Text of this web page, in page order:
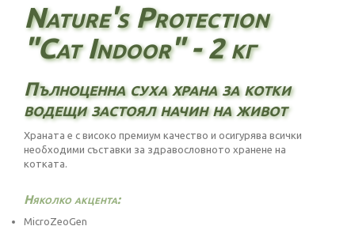
Nature's Protection
"Cat Indoor" - 2 кг
Пълноценна суха храна за котки
водещи застоял начин на живот
Храната е с високо премиум качество и осигурява всички
необходими съставки за здравословното хранене на
котката.
Няколко акцента:
MicroZeoGen